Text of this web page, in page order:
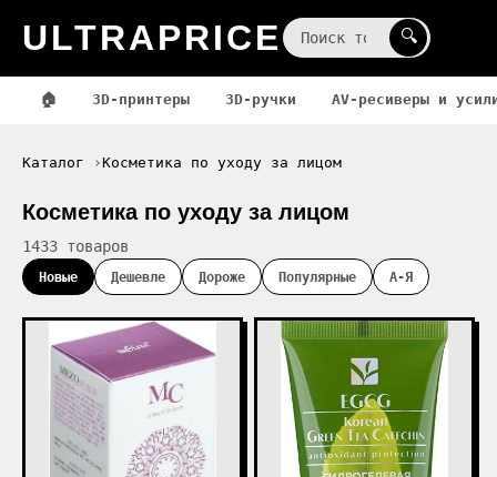
ULTRAPRICE 🔍
🏠 3D-принтеры 3D-ручки AV-ресиверы и
Каталог Косметика по уходу за лицом
Косметика по уходу за лицом
1433 товаров
Новые Дешевле Дороже Популярные А-Я